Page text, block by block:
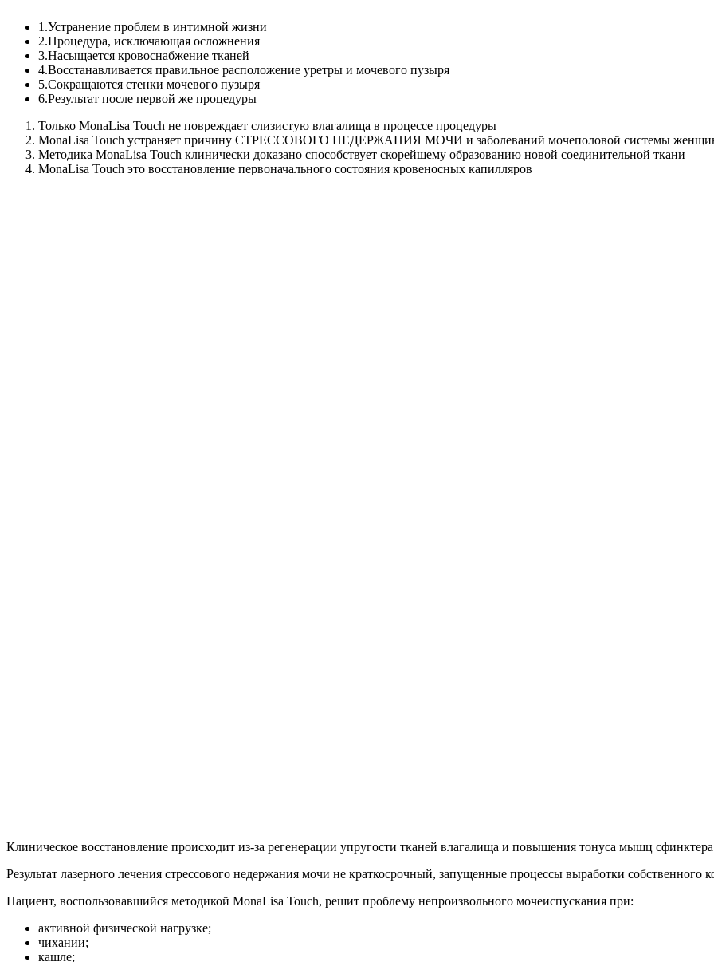
1.Устранение проблем в интимной жизни
2.Процедура, исключающая осложнения
3.Насыщается кровоснабжение тканей
4.Восстанавливается правильное расположение уретры и мочевого пузыря
5.Сокращаются стенки мочевого пузыря
6.Результат после первой же процедуры
Только MonaLisa Touch не повреждает слизистую влагалища в процессе процедуры
MonaLisa Touch устраняет причину СТРЕССОВОГО НЕДЕРЖАНИЯ МОЧИ и заболеваний мочеполовой системы
Методика MonaLisa Touch клинически доказано способствует скорейшему образованию новой соединительной ткани
MonaLisa Touch это восстановление первоначального состояния кровеносных капилляров
Клиническое восстановление происходит из-за регенерации упругости тканей влагалища и повышения тонуса мышц
Результат лазерного лечения стрессового недержания мочи не краткосрочный, запущенные процессы выработки собственного
Пациент, воспользовавшийся методикой MonaLisa Touch, решит проблему непроизвольного мочеиспускания при:
активной физической нагрузке;
чихании;
кашле;